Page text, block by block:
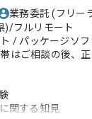
業務委託(フリー
)/フルリモート
/ パッケージソ
はご相談の後、正
関する知見